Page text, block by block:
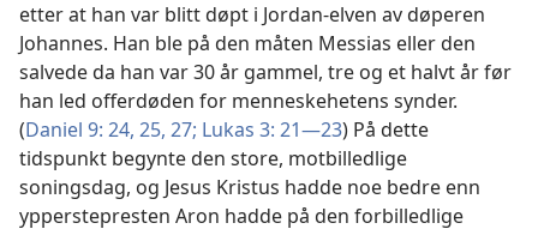
etter at han var blitt døpt i Jordan-elven av døperen
Johannes. Han ble på den måten Messias eller den
salvede da han var 30 år gammel, tre og et halvt år før
han led offerdøden for menneskehetens synder.
(Daniel 9: 24, 25, 27; Lukas 3: 21—23) På dette
tidspunkt begynte den store, motbilledlige
soningsdag, og Jesus Kristus hadde noe bedre enn
ypperstepresten Aron hadde på den forbilledlige